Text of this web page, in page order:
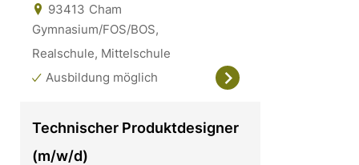
93413 Cham
Gymnasium/FOS/BOS,
Realschule, Mittelschule
Ausbildung möglich
Technischer Produktdesigner
(m/w/d)